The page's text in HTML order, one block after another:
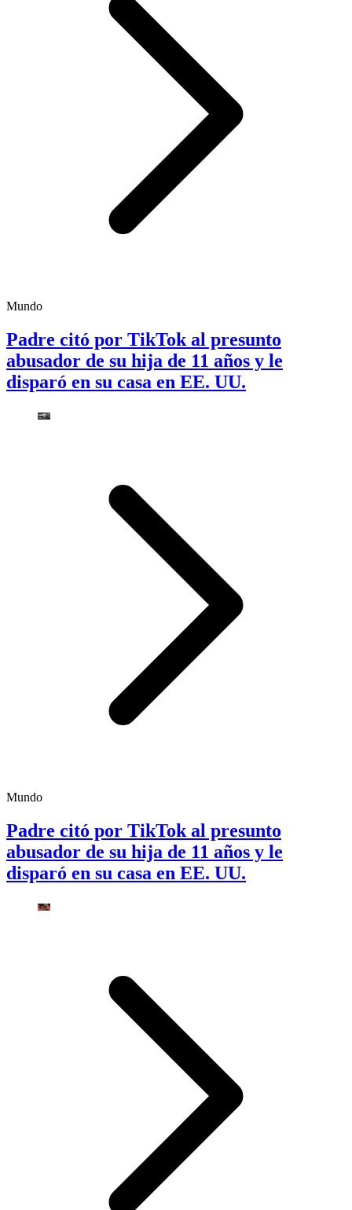
Mundo
Padre citó por TikTok al presunto
abusador de su hija de 11 años y le
disparó en su casa en EE. UU.
Mundo
Padre citó por TikTok al presunto
abusador de su hija de 11 años y le
disparó en su casa en EE. UU.